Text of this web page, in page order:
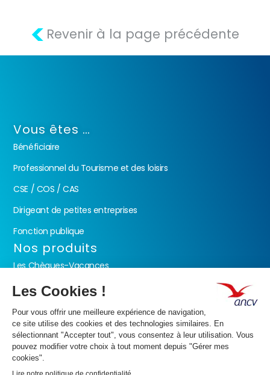
< Revenir à la page précédente
Vous êtes …
Bénéficiaire
Professionnel du Tourisme et des loisirs
CSE / COS / CAS
Dirigeant de petites entreprises
Fonction publique
Nos produits
Les Chèques-Vacances
Présentation de l’ANCV
Nos valeurs
Actualités
Documents
FAQ